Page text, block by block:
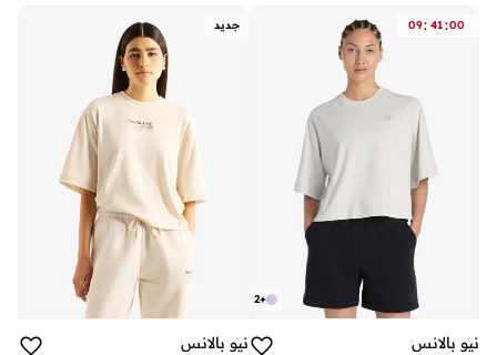
09: 41:00
+
2
نيو بالانس
جديد
نيو بالانس